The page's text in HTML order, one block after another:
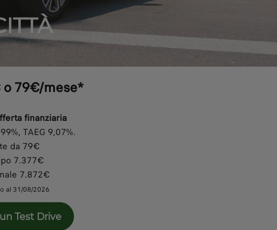
o 79€/mese*
finanziaria
TAEG 9,07%.
da 79€
7.377€
7.872€
al 31/08/2026
Test Drive